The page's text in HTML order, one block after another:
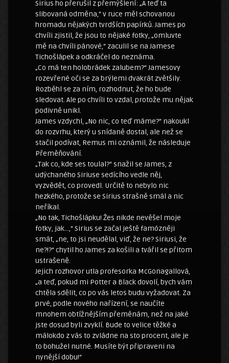
Sirius ho přerušil z přemýšlení: „A teď ta
slibovaná odměna,“ v ruce měl schovanou
hromadu nějakých tvrdších papírků. James po
chvíli zjistil, že jsou to nějaké fotky, „omluvte
mě na chvíli pánové,“ zaculil se na Jamese
Tichošlápek a odkráčel do neznáma.
„Co má ten holobrádek zalubem?“ Jamesovy
rozevřené oči se za brýlemi dvakrát zvětšily.
Rozběhl se za ním, rozhodnut, že ho bude
sledovat. Ale po chvíli to vzdal, protože mu nějak
podivně unikl.
James vzdychl, „No nic, co teď máme?“ nakoukl
do rozvrhu, který u snídaně dostal, ale než se
stačil podívat, Remus mi oznámil, že následuje
Přeměňování.
„Tak co, kde ses toulal?“ snažil se James, z
udýchaného Siriuse sedícího vedle něj,
vyzvědět, co provedl. Určitě to nebylo nic
hezkého, protože se Sirius strašně smál a nic
neříkal.
„No tak, Tichošlápku! Žes nikde nevěšel moje
fotky, jak…,“ Sirius se začal ještě famózněji
smát, „ne, to jsi neudělal, viď, že ne? Siriusi, že
ne?!?“ chytil ho James za košili a tvářil se přitom
ustrašeně.
Jejich rozhovor utla profesorka McGonagallová,
„a teď, pokud mi Potter a Black dovolí, bych vám
chtěla sdělit, co po vás letos budu vyžadovat. Za
prvé, podle nového nařízení, se naučíte
mnohem obtížnějším přeměnám, než na jaké
jste dosud byli zvyklí. Bude to velice těžké a
málokdo z vás to zvládne na sto procent, ale je
to bohužel nutné. Musíte být připraveni na
nynější dobu!“